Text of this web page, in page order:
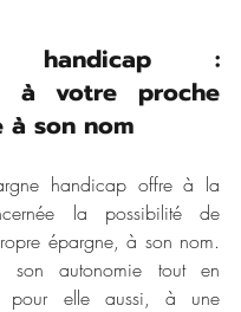
handicap :
à votre proche
à son nom
handicap offre à la
la possibilité de
épargne, à son nom.
son autonomie tout en